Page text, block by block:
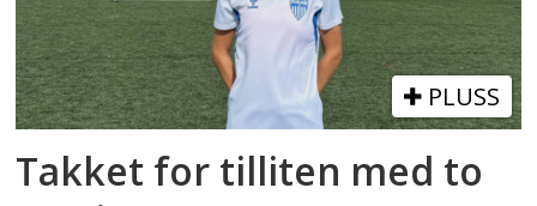
PLUSS
Takket for tilliten med to